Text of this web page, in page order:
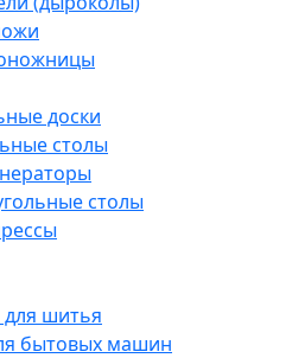
доски
столы
столы
для шитья
бытовых машин